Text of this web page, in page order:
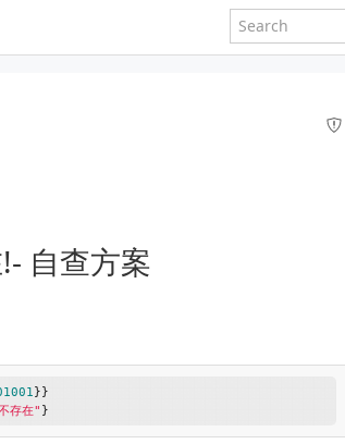
自查方案
存在"